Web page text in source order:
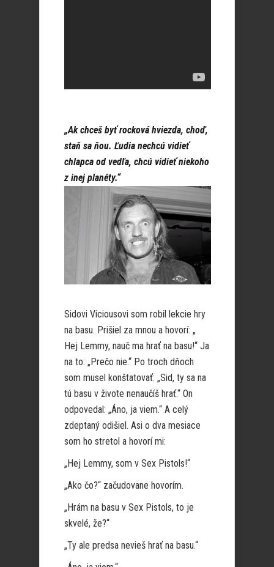
„Ak chceš byť rocková hviezda, choď,
staň sa ňou. Ľudia nechcú vidieť
chlapca od vedľa, chcú vidieť niekoho
z inej planéty.“
Sidovi Viciousovi som robil lekcie hry
na basu. Prišiel za mnou a hovorí: „
Hej Lemmy, nauč ma hrať na basu!“ Ja
na to: „Prečo nie.“ Po troch dňoch
som musel konštatovať: „Sid, ty sa na
tú basu v živote nenaučíš hrať.“ On
odpovedal: „Áno, ja viem.“ A celý
zdeptaný odišiel. Asi o dva mesiace
som ho stretol a hovorí mi:
„Hej Lemmy, som v Sex Pistols!“
„Ako čo?“ začudovane hovorím.
„Hrám na basu v Sex Pistols, to je
skvelé, že?“
„Ty ale predsa nevieš hrať na basu.“